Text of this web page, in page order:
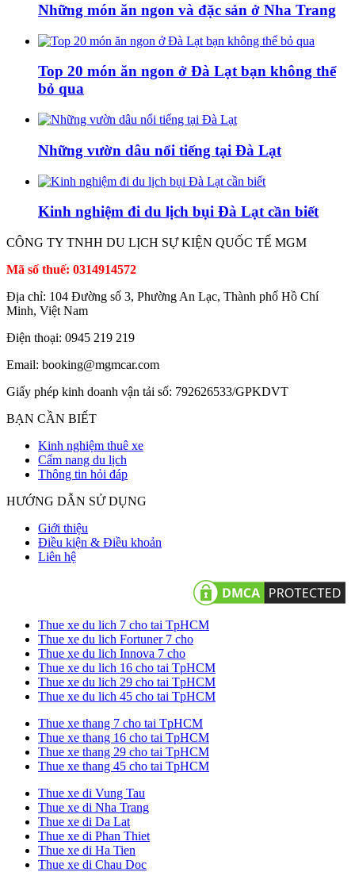
Những món ăn ngon và đặc sản ở Nha Trang
Top 20 món ăn ngon ở Đà Lạt bạn không thể
bỏ qua
Những vườn dâu nổi tiếng tại Đà Lạt
Kinh nghiệm đi du lịch bụi Đà Lạt cần biết
CÔNG TY TNHH DU LỊCH SỰ KIỆN QUỐC TẾ MGM
Mã số thuế: 0314914572
Địa chỉ: 104 Đường số 3, Phường An Lạc, Thành phố Hồ Chí
Minh, Việt Nam
Điện thoại: 0945 219 219
Email: booking@mgmcar.com
Giấy phép kinh doanh vận tải số: 792626533/GPKDVT
BẠN CẦN BIẾT
Kinh nghiệm thuê xe
Cẩm nang du lịch
Thông tin hỏi đáp
HƯỚNG DẪN SỬ DỤNG
Giới thiệu
Điều kiện & Điều khoản
Liên hệ
Thue xe du lich 7 cho tai TpHCM
Thue xe du lich Fortuner 7 cho
Thue xe du lich Innova 7 cho
Thue xe du lich 16 cho tai TpHCM
Thue xe du lich 29 cho tai TpHCM
Thue xe du lich 45 cho tai TpHCM
Thue xe thang 7 cho tai TpHCM
Thue xe thang 16 cho tai TpHCM
Thue xe thang 29 cho tai TpHCM
Thue xe thang 45 cho tai TpHCM
Thue xe di Vung Tau
Thue xe di Nha Trang
Thue xe di Da Lat
Thue xe di Phan Thiet
Thue xe di Ha Tien
Thue xe di Chau Doc